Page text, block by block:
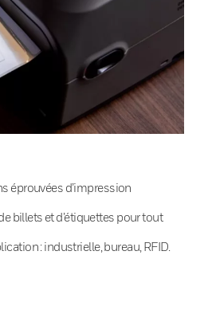
éprouvées d’impression
billets et d’étiquettes pour tout
: industrielle, bureau, RFID.